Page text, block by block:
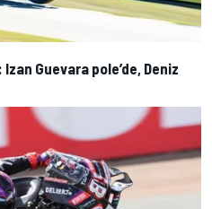
Guevara pole’de, Deniz